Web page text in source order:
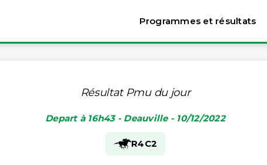
Programmes et résultats
Résultat Pmu du jour
Depart à 16h43 - Deauville - 10/12/2022
R4C2